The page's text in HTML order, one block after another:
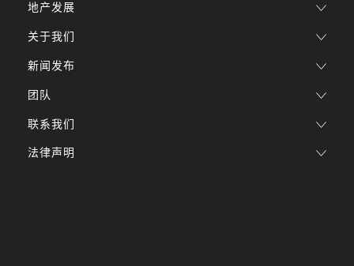
地产发展
关于我们
新闻发布
团队
联系我们
法律声明